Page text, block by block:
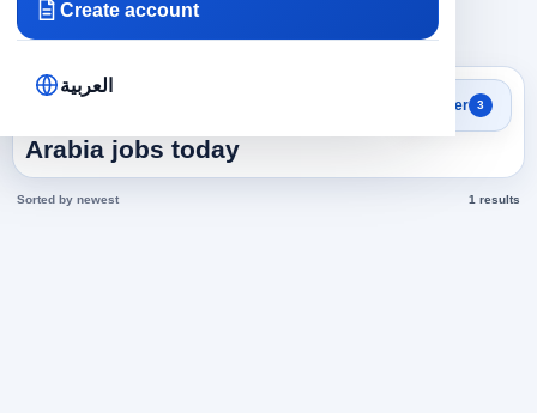
Create account
العربية
Search results
Arabia jobs today
Filter 3
Sorted by newest 1 results